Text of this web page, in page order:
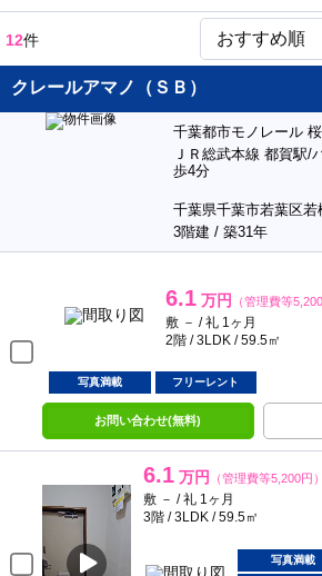
12件
クレールアマノ（ＳＢ）
千葉都市モノレール
ＪＲ総武本線 都賀駅/
歩4分
千葉県千葉市若葉区若
3階建 / 築31年
6.1 万円 （管理費等5,200
敷 － / 礼 1ヶ月
2階 / 3LDK / 59.5㎡
写真満載 フリーレント
お問い合わせ(無料)
6.1 万円 （管理費等5,200円）
敷 － / 礼 1ヶ月
3階 / 3LDK / 59.5㎡
写真満載